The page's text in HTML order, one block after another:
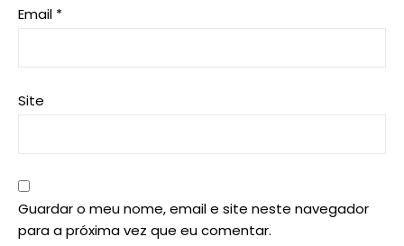
Email *
Site
Guardar o meu nome, email e site neste navegador
para a próxima vez que eu comentar.